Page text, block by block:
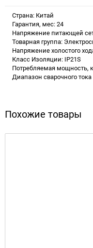
Страна: Китай
Гарантия, мес: 24
Напряжение питающей
Товарная группа:
Напряжение холостого
Класс Изоляции: IP21S
Потребляемая мощность,
Диапазон сварочного тока
Похожие товары